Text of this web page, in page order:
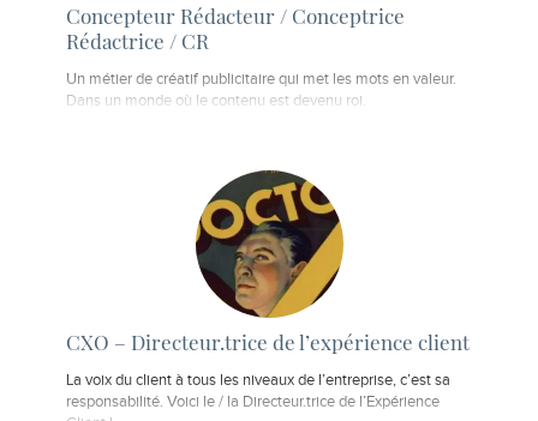
Concepteur Rédacteur / Conceptrice
Rédactrice / CR
Un métier de créatif publicitaire qui met les mots en valeur.
Dans un monde où le contenu est devenu roi.
CXO – Directeur.trice de l’expérience client
La voix du client à tous les niveaux de l’entreprise, c’est sa
responsabilité. Voici le / la Directeur.trice de l’Expérience